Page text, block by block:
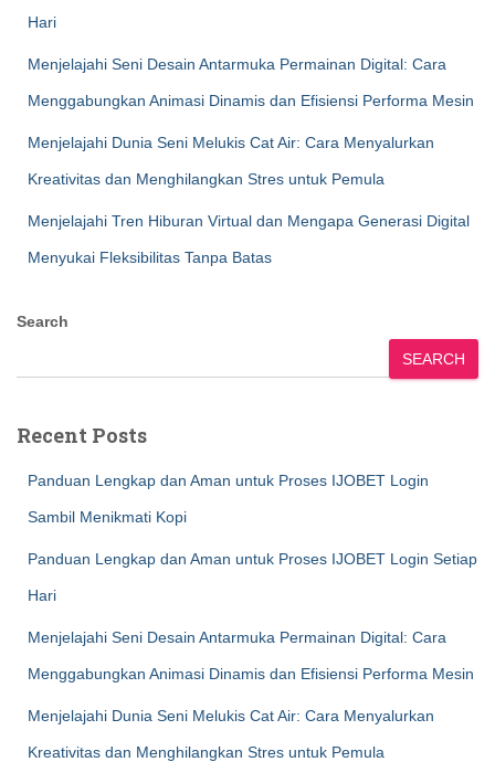
Hari
Menjelajahi Seni Desain Antarmuka Permainan Digital: Cara
Menggabungkan Animasi Dinamis dan Efisiensi Performa Mesin
Menjelajahi Dunia Seni Melukis Cat Air: Cara Menyalurkan
Kreativitas dan Menghilangkan Stres untuk Pemula
Menjelajahi Tren Hiburan Virtual dan Mengapa Generasi Digital
Menyukai Fleksibilitas Tanpa Batas
Search
SEARCH
Recent Posts
Panduan Lengkap dan Aman untuk Proses IJOBET Login
Sambil Menikmati Kopi
Panduan Lengkap dan Aman untuk Proses IJOBET Login Setiap
Hari
Menjelajahi Seni Desain Antarmuka Permainan Digital: Cara
Menggabungkan Animasi Dinamis dan Efisiensi Performa Mesin
Menjelajahi Dunia Seni Melukis Cat Air: Cara Menyalurkan
Kreativitas dan Menghilangkan Stres untuk Pemula